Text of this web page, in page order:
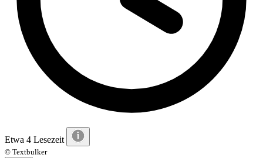
Etwa 4 Lesezeit
© Textbulker